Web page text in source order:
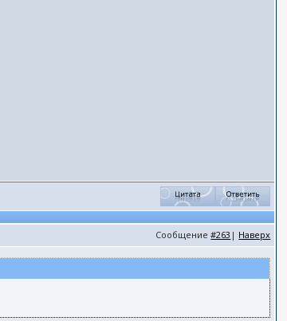
Сообщение#263 | Наверх